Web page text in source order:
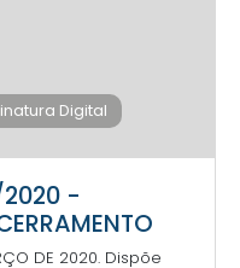
Digital
2020 -
DE 2020. Dispõe